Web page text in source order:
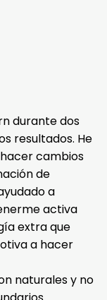
durante dos
resultados. He
cambios
de
a
activa
extra que
a hacer
naturales y no